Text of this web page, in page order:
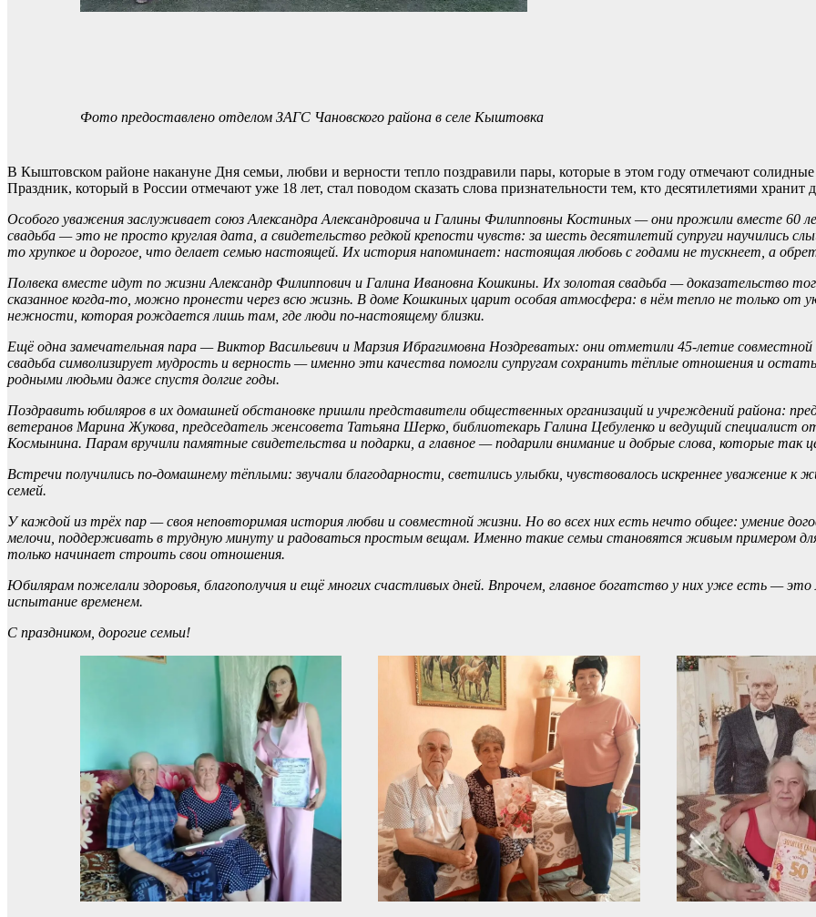
Фото предоставлено отделом ЗАГС Чановского района в селе Кыштовка
В Кыштовском районе накануне Дня семьи, любви и верности тепло поздравили пары, которые в этом году отмечают
Праздник, который в России отмечают уже 18 лет, стал поводом сказать слова признательности тем, кто десятилетиями хранит
Особого уважения заслуживает союз Александра Александровича и Галины Филипповны Костиных — они прожили вместе 60
свадьба — это не просто круглая дата, а свидетельство редкой крепости чувств: за шесть десятилетий супруги научились
то хрупкое и дорогое, что делает семью настоящей. Их история напоминает: настоящая любовь с годами не тускнеет, а
Полвека вместе идут по жизни Александр Филиппович и Галина Ивановна Кошкины. Их золотая свадьба — доказательство
сказанное когда‑то, можно пронести через всю жизнь. В доме Кошкиных царит особая атмосфера: в нём тепло не только
нежности, которая рождается лишь там, где люди по-настоящему близки.
Ещё одна замечательная пара — Виктор Васильевич и Марзия Ибрагимовна Ноздреватых: они отметили 45‑летие
свадьба символизирует мудрость и верность — именно эти качества помогли супругам сохранить тёплые отношения и
родными людьми даже спустя долгие годы.
Поздравить юбиляров в их домашней обстановке пришли представители общественных организаций и учреждений района:
ветеранов Марина Жукова, председатель женсовета Татьяна Шерко, библиотекарь Галина Цебуленко и ведущий специалист
Космынина. Парам вручили памятные свидетельства и подарки, а главное — подарили внимание и добрые слова, которые так
Встречи получились по‑домашнему тёплыми: звучали благодарности, светились улыбки, чувствовалось искреннее уважение к
семей.
У каждой из трёх пар — своя неповторимая история любви и совместной жизни. Но во всех них есть нечто общее: умение
мелочи, поддерживать в трудную минуту и радоваться простым вещам. Именно такие семьи становятся живым примером
только начинает строить свои отношения.
Юбилярам пожелали здоровья, благополучия и ещё многих счастливых дней. Впрочем, главное богатство у них уже есть —
испытание временем.
С праздником, дорогие семьи!